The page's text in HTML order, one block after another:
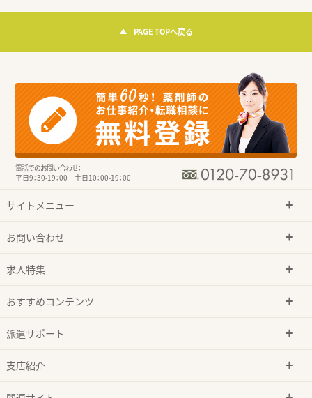
PAGE TOPへ戻る
電話でのお問い合わせ：
平日9：30-19：00 土日10：00-19：00
サイトメニュー
お問い合わせ
求人特集
おすすめコンテンツ
派遣サポート
支店紹介